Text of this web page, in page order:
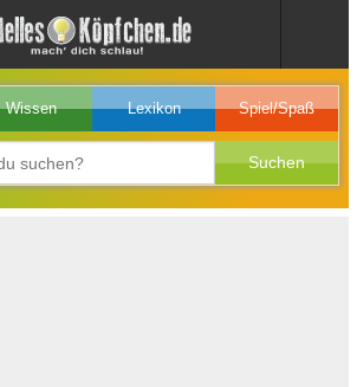
Wissen Lexikon Spiel/Spaß